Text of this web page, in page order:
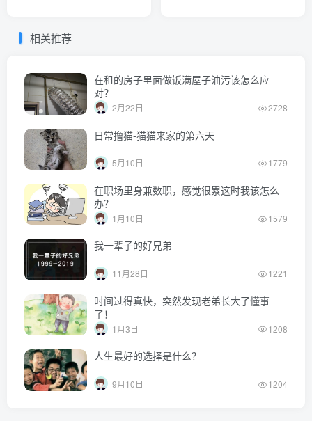
相关推荐
在租的房子里面做饭满屋子油污该怎么应
对？
2月22日 2728
日常撸猫-猫猫来家的第六天
5月10日 1779
在职场里身兼数职，感觉很累这时我该怎么
办？
1月10日 1579
我一辈子的好兄弟
11月28日 1221
时间过得真快，突然发现老弟长大了懂事
了！
1月3日 1208
人生最好的选择是什么？
9月10日 1204